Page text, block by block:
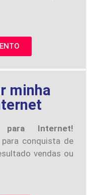
minha
Internet!
conquista de
vendas ou